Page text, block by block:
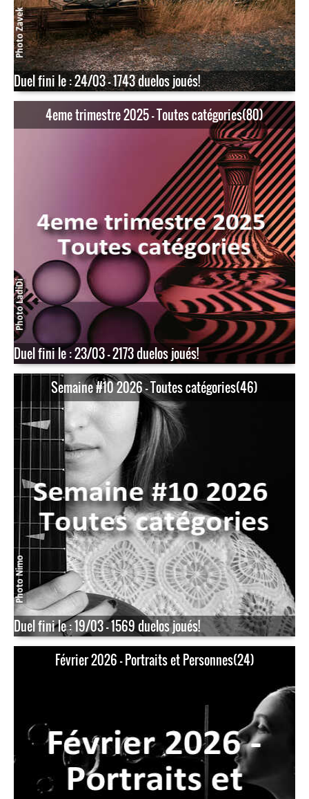
Duel fini le : 24/03 - 1743 duelos joués!
4eme trimestre 2025 - Toutes catégories(80)
Duel fini le : 23/03 - 2173 duelos joués!
Semaine #10 2026 - Toutes catégories(46)
Duel fini le : 19/03 - 1569 duelos joués!
Février 2026 - Portraits et Personnes(24)